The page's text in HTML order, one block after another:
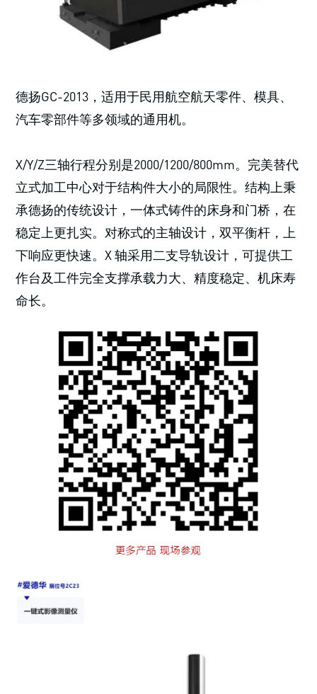
德扬GC-2013，适用于民用航空航天零件、模具、
汽车零部件等多领域的通用机。
X/Y/Z三轴行程分别是2000/1200/800mm。完美替代
立式加工中心对于结构件大小的局限性。结构上秉
承德扬的传统设计，一体式铸件的床身和门桥，在
稳定上更扎实。对称式的主轴设计，双平衡杆，上
下响应更快速。X 轴采用二支导轨设计，可提供工
作台及工件完全支撑承载力大、精度稳定、机床寿
命长。